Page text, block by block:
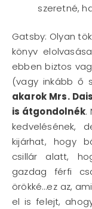
szeretné,
Gatsby: Olyan
könyv
ebben biztos
(vagy inkább ő
akarok Mrs.
is átgondolnék.
kedvelésének,
kijárhat, hogy
csillár alatt,
gazdag férfi
örökké…ez az,
el is felejt,